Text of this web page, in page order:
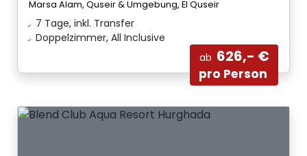
Marsa Alam, Quseir & Umgebung, El Quseir
7 Tage, inkl. Transfer
Doppelzimmer, All Inclusive
ab 626,- €
pro Person